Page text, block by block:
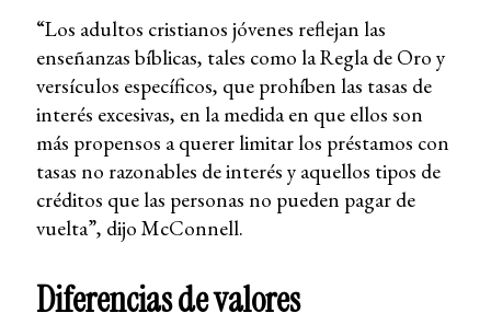
“Los adultos cristianos jóvenes reflejan las
enseñanzas bíblicas, tales como la Regla de Oro y
versículos específicos, que prohíben las tasas de
interés excesivas, en la medida en que ellos son
más propensos a querer limitar los préstamos con
tasas no razonables de interés y aquellos tipos de
créditos que las personas no pueden pagar de
vuelta”, dijo McConnell.
Diferencias de valores